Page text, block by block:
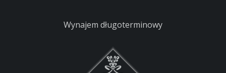
Wynajem długoterminowy